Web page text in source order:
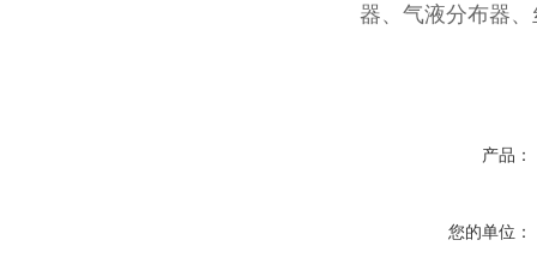
器、气液分布器
产品：
您的单位：